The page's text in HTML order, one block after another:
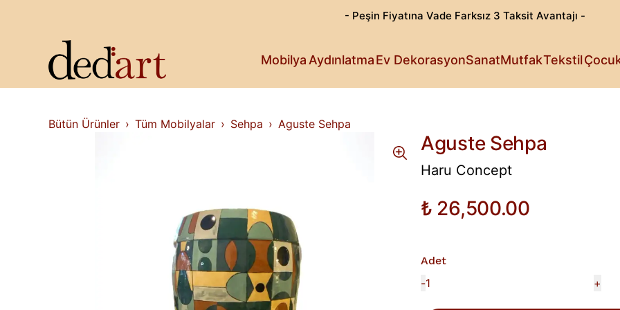
- Peşin Fiyatına Vade Farksız 3 Taksit Avantajı -
Mobilya
Kitaplık & Raf
Televizyon Ünitesi
Aydınlatma Işıldayan
Ev Dekorasyon Detaylı
Sanat Sanattan
Mutfak Estetik
Tekstil
Rahat
Küçüklerin
Patili
Fark
Bütün Ürünler Tüm Mobilyalar Sehpa Aguste Sehpa
Aguste Sehpa
Haru Concept
₺ 26,500.00
Adet
- +